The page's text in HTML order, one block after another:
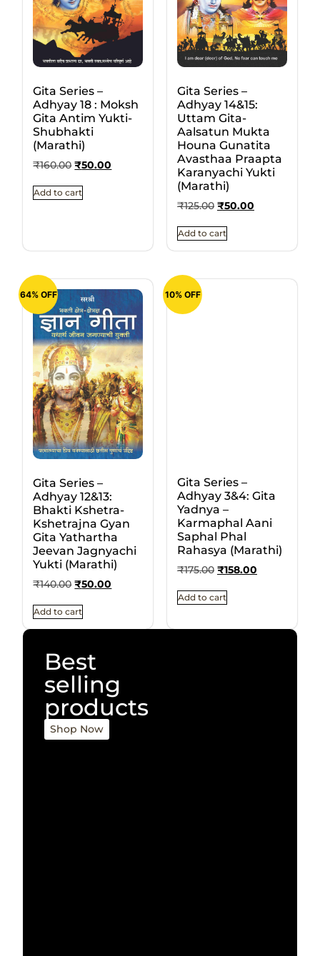
Gita Series –
Adhyay 18 : Moksh
Gita Antim Yukti-
Shubhakti
(Marathi)
₹160.00 ₹50.00
Add to cart
Gita Series –
Adhyay 14&15:
Uttam Gita-
Aalsatun Mukta
Houna Gunatita
Avasthaa Praapta
Karanyachi Yukti
(Marathi)
₹125.00 ₹50.00
Add to cart
64% OFF
Gita Series –
Adhyay 12&13:
Bhakti Kshetra-
Kshetrajna Gyan
Gita Yathartha
Jeevan Jagnyachi
Yukti (Marathi)
₹140.00 ₹50.00
Add to cart
10% OFF
Gita Series –
Adhyay 3&4: Gita
Yadnya –
Karmaphal Aani
Saphal Phal
Rahasya (Marathi)
₹175.00 ₹158.00
Add to cart
Best
selling
products
Shop Now